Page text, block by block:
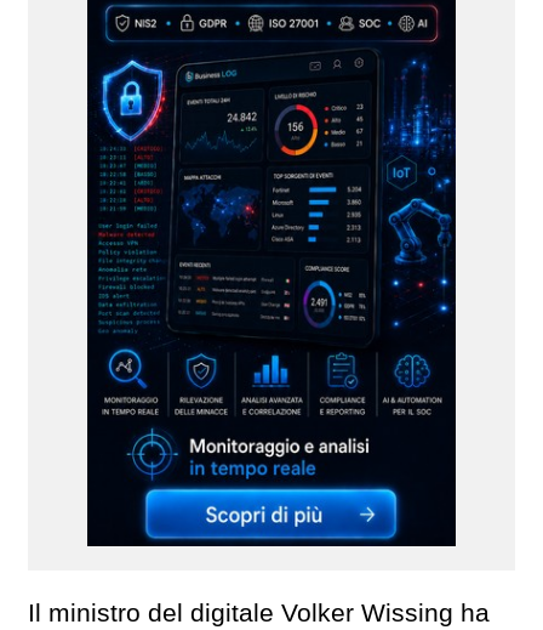
Il ministro del digitale Volker Wissing ha